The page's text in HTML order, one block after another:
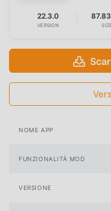
22.3.0
VERSION SIZE
NOME APP
FUNZIONALITÀ MOD
VERSIONE